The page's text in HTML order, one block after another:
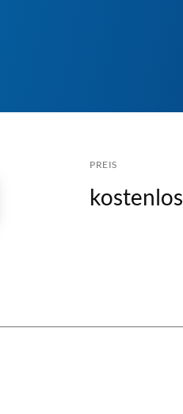
PREIS
kostenlos